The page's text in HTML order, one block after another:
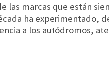
las marcas que están
ha experimentado,
a los autódromos,